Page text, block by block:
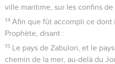
ville maritime, sur les confins
14 Afin que fût accompli ce dont
Prophète, disant :
15 Le pays de Zabulon, et le
chemin de la mer, au-delà du